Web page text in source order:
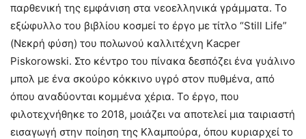
παρθενική της εμφάνιση στα νεοελληνικά γράμματα. Το
εξώφυλλο του βιβλίου κοσμεί το έργο με τίτλο “Still Life”
(Νεκρή φύση) του πολωνού καλλιτέχνη Kacper
Piskorowski. Στο κέντρο του πίνακα δεσπόζει ένα γυάλινο
μπολ με ένα σκούρο κόκκινο υγρό στον πυθμένα, από
όπου αναδύονται κομμένα χέρια. Το έργο, που
φιλοτεχνήθηκε το 2018, μοιάζει να αποτελεί μια ταιριαστή
εισαγωγή στην ποίηση της Κλαμπούρα, όπου κυριαρχεί το